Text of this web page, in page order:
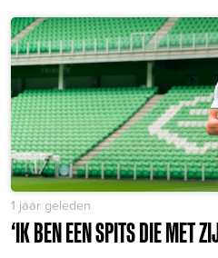
1 jaar geleden
‘IK BEN EEN SPITS DIE MET